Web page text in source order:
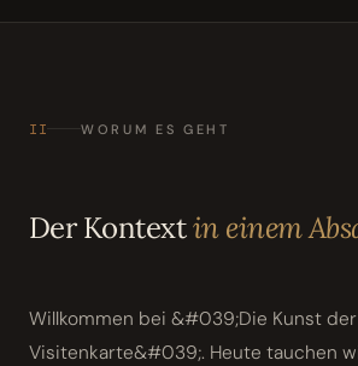
II WORUM ES GEHT
Der Kontextin einem
Willkommen bei &#039;Die Kunst
Visitenkarte&#039;. Heute tauchen